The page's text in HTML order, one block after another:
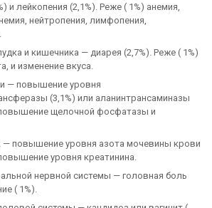
и лейкопения (2,1%). Реже ( 1%) анемия,
нейтропения, лимфопения,
и кишечника — диарея (2,7%). Реже ( 1%)
и изменение вкуса.
— повышение уровня
(3,1%) или аланинтрансаминазы
повышение щелочной фосфатазы и
— повышение уровня азота мочевины крови
уровня креатинина.
нервной системы — головная боль
( 1%).